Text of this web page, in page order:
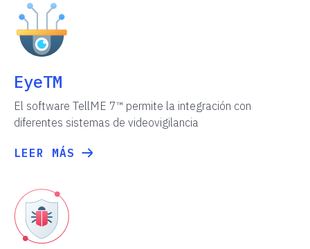
EyeTM
El software TellME 7™ permite la integración con
diferentes sistemas de videovigilancia
LEER MÁS